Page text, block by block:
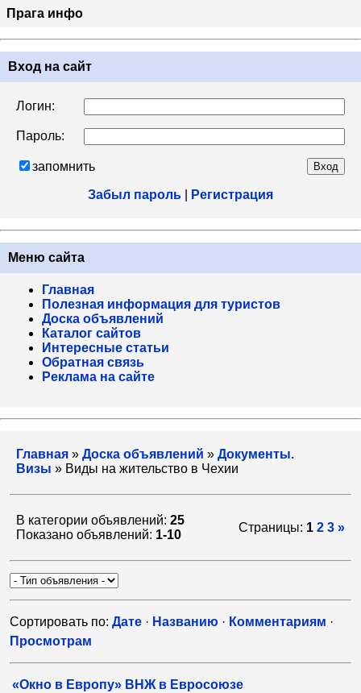
Прага инфо
Вход на сайт
Логин:
Пароль:
запомнить
Забыл пароль Регистрация
Меню сайта
Главная
Полезная информация для туристов
Доска объявлений
Каталог сайтов
Интересные статьи
Обратная связь
Реклама на сайте
Главная » Доска объявлений » Документы.
Визы » Виды на жительство в Чехии
В категории объявлений: 25
Показано объявлений: 1-10
Страницы: 1 2 3 »
Сортировать по: Дате · Названию · Комментариям ·
Просмотрам
«Окно в Европу» ВНЖ в Евросоюзе